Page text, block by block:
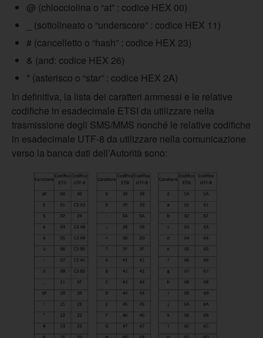
@ (chiocciolina o “at” : codice HEX 00)
_ (sottolineato o “underscore” : codice HEX 11)
# (cancelletto o “hash” : codice HEX 23)
& (and: codice HEX 26)
* (asterisco o “star” : codice HEX 2A)
In definitiva, la lista dei caratteri ammessi e le relative
codifiche in esadecimale ETSI da utilizzare nella
trasmissione degli SMS/MMS nonché le relative codifiche
in esadecimale UTF-8 da utilizzare nella comunicazione
verso la banca dati dell’Autorità sono: